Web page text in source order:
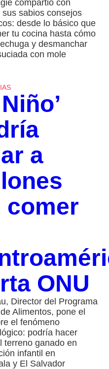
compartió con
sus sabios consejos
desde lo básico que
tu cocina hasta cómo
y desmanchar
con mole
a
comer
ONU
Director del Programa
Alimentos, pone el
el fenómeno
podría hacer
terreno ganado en
infantil en
y El Salvador